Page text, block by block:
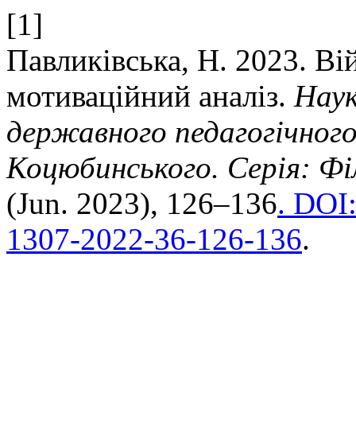
[1]
Павликівська, Н. 2023.
мотиваційний аналіз.
державного
Коцюбинського. Серія:
(Jun. 2023), 126–136.
1307-2022-36-126-136.